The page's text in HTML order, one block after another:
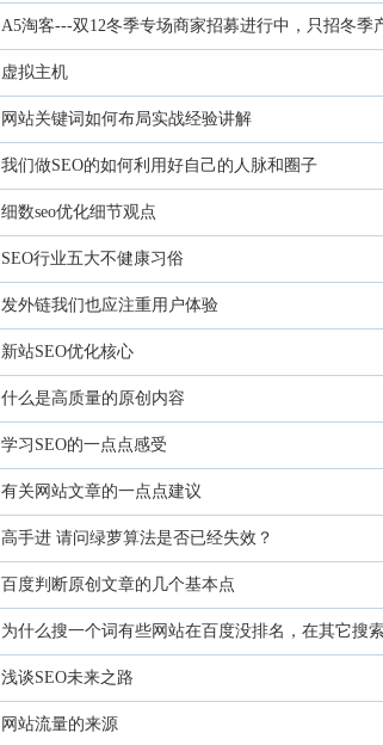
A5淘客---双12冬季专场商家招募进行中，只招冬季
虚拟主机
网站关键词如何布局实战经验讲解
我们做SEO的如何利用好自己的人脉和圈子
细数seo优化细节观点
SEO行业五大不健康习俗
发外链我们也应注重用户体验
新站SEO优化核心
什么是高质量的原创内容
学习SEO的一点点感受
有关网站文章的一点点建议
高手进 请问绿萝算法是否已经失效？
百度判断原创文章的几个基本点
为什么搜一个词有些网站在百度没排名，在其它搜
浅谈SEO未来之路
网站流量的来源